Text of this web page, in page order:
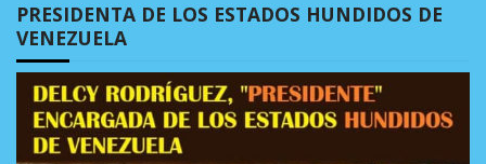
PRESIDENTA DE LOS ESTADOS HUNDIDOS DE
VENEZUELA